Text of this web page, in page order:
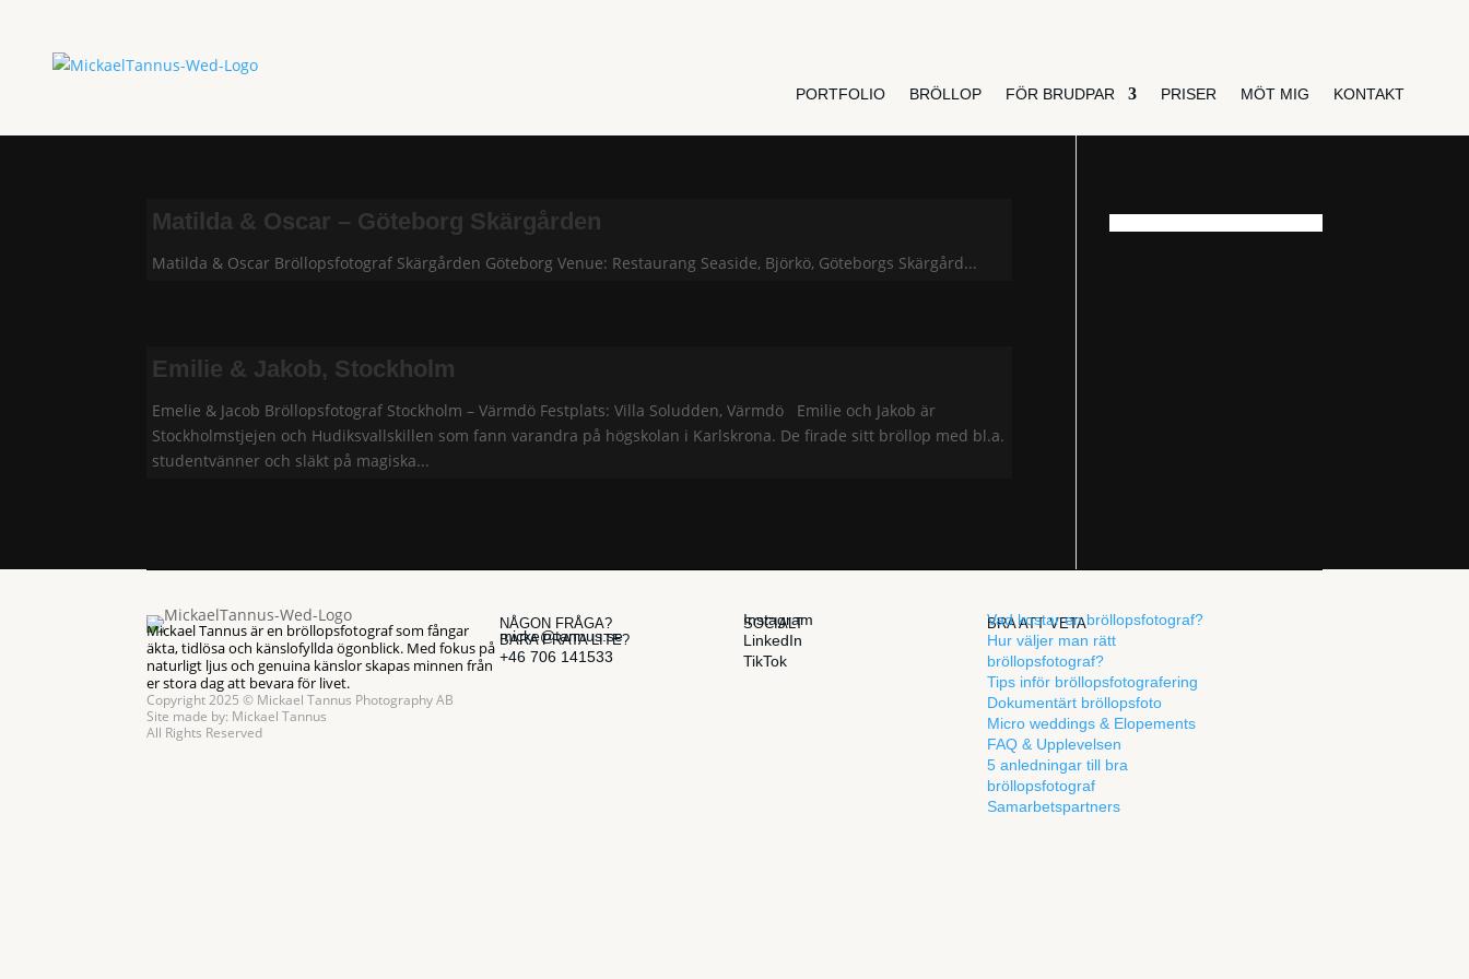
PORTFOLIO BRÖLLOP FÖR BRUDPAR PRISER MÖT MIG KONTAKT
Matilda & Oscar – Göteborg Skärgården
Matilda & Oscar Bröllopsfotograf Skärgården Göteborg Venue: Restaurang Seaside, Björkö, Göteborgs Skärgård...
Emilie & Jakob, Stockholm
Emelie & Jacob Bröllopsfotograf Stockholm – Värmdö Festplats: Villa Soludden, Värmdö Emilie och Jakob är
Stockholmstjejen och Hudiksvallskillen som fann varandra på högskolan i Karlskrona. De firade sitt bröllop med bl.a.
studentvänner och släkt på magiska...
Mickael Tannus är en bröllopsfotograf som fångar
äkta, tidlösa och känslofyllda ögonblick. Med fokus på
naturligt ljus och genuina känslor skapas minnen från
er stora dag att bevara för livet.
Copyright 2025 © Mickael Tannus Photography AB
Site made by: Mickael Tannus
All Rights Reserved
NÅGON FRÅGA?
BARA PRATA LITE?
micke@tannus.se
+46 706 141533
SOCIALT
Instagram
LinkedIn
TikTok
BRA ATT VETA
Vad kostar en bröllopsfotograf?
Hur väljer man rätt
bröllopsfotograf?
Tips inför bröllopsfotografering
Dokumentärt bröllopsfoto
Micro weddings & Elopements
FAQ & Upplevelsen
5 anledningar till bra
bröllopsfotograf
Samarbetspartners